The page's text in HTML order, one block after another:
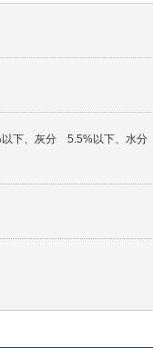
下、灰分 5.5%以下、水分